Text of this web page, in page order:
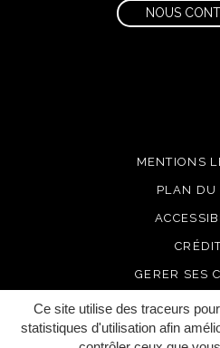
Ce site utilise des traceurs
statistiques d'utilisation afin
NOUS
MENTIONS
PLAN DU
GERER SES